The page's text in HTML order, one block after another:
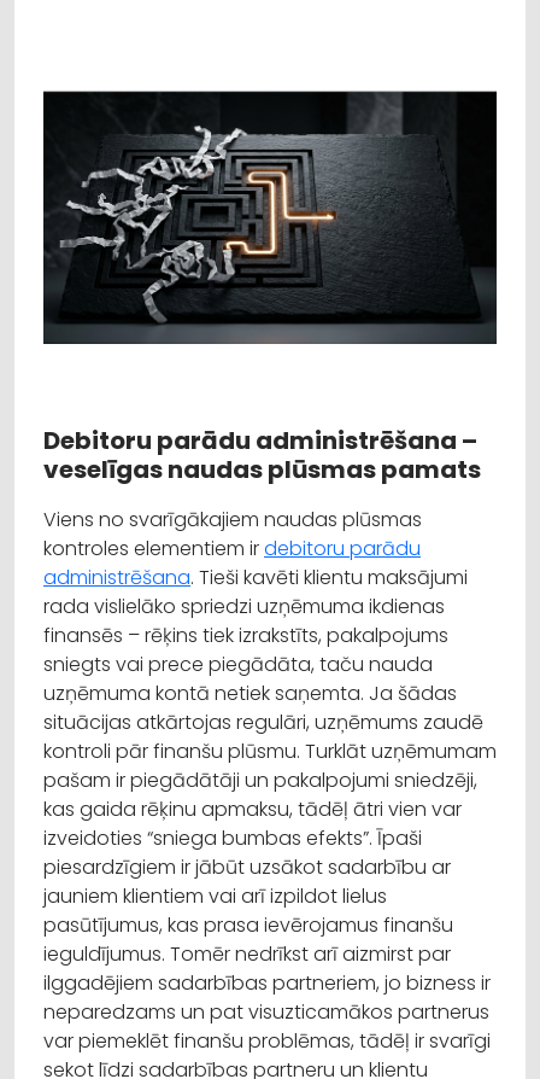
Debitoru parādu administrēšana –
veselīgas naudas plūsmas pamats
Viens no svarīgākajiem naudas plūsmas
kontroles elementiem irdebitoru parādu
administrēšana. Tieši kavēti klientu maksājumi
rada vislielāko spriedzi uzņēmuma ikdienas
finansēs – rēķins tiek izrakstīts, pakalpojums
sniegts vai prece piegādāta, taču nauda
uzņēmuma kontā netiek saņemta. Ja šādas
situācijas atkārtojas regulāri, uzņēmums zaudē
kontroli pār finanšu plūsmu. Turklāt uzņēmumam
pašam ir piegādātāji un pakalpojumi sniedzēji,
kas gaida rēķinu apmaksu, tādēļ ātri vien var
izveidoties “sniega bumbas efekts”. Īpaši
piesardzīgiem ir jābūt uzsākot sadarbību ar
jauniem klientiem vai arī izpildot lielus
pasūtījumus, kas prasa ievērojamus finanšu
ieguldījumus. Tomēr nedrīkst arī aizmirst par
ilggadējiem sadarbības partneriem, jo bizness ir
neparedzams un pat visuzticamākos partnerus
var piemeklēt finanšu problēmas, tādēļ ir svarīgi
sekot līdzi sadarbības partneru un klientu